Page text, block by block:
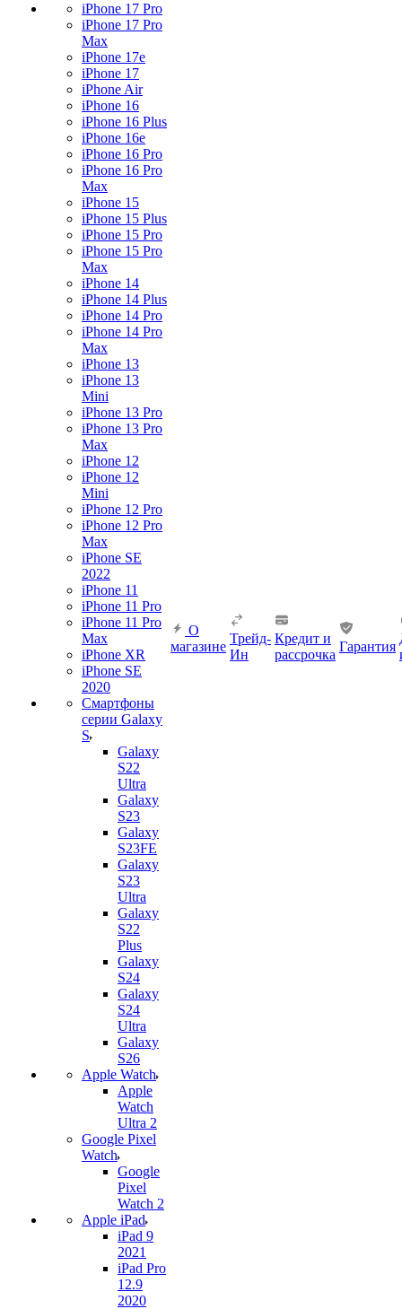
iPhone 17 Pro
iPhone 17 Pro
Max
iPhone 17e
iPhone 17
iPhone Air
iPhone 16
iPhone 16 Plus
iPhone 16e
iPhone 16 Pro
iPhone 16 Pro
Max
iPhone 15
iPhone 15 Plus
iPhone 15 Pro
iPhone 15 Pro
Max
iPhone 14
iPhone 14 Plus
iPhone 14 Pro
iPhone 14 Pro
Max
iPhone 13
iPhone 13
Mini
iPhone 13 Pro
iPhone 13 Pro
Max
iPhone 12
iPhone 12
Mini
iPhone 12 Pro
iPhone 12 Pro
Max
iPhone SE
2022
iPhone 11
iPhone 11 Pro
iPhone 11 Pro
Max
iPhone XR
iPhone SE
2020
Смартфоны
серии Galaxy
S
Galaxy
S22
Ultra
Galaxy
S23
Galaxy
S23FE
Galaxy
S23
Ultra
Galaxy
S22
Plus
Galaxy
S24
Galaxy
S24
Ultra
Galaxy
S26
Apple Watch
Apple
Watch
Ultra 2
Google Pixel
Watch
Google
Pixel
Watch 2
Apple iPad
iPad 9
2021
iPad Pro
12.9
2020
О
магазине
Трейд-
Ин
Кредит и
рассрочка
Гарантия